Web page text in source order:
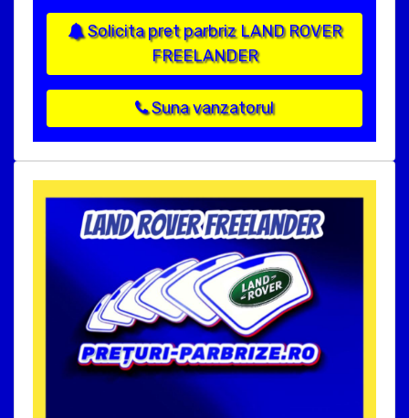
Solicita pret parbriz LAND ROVER
FREELANDER
Suna vanzatorul